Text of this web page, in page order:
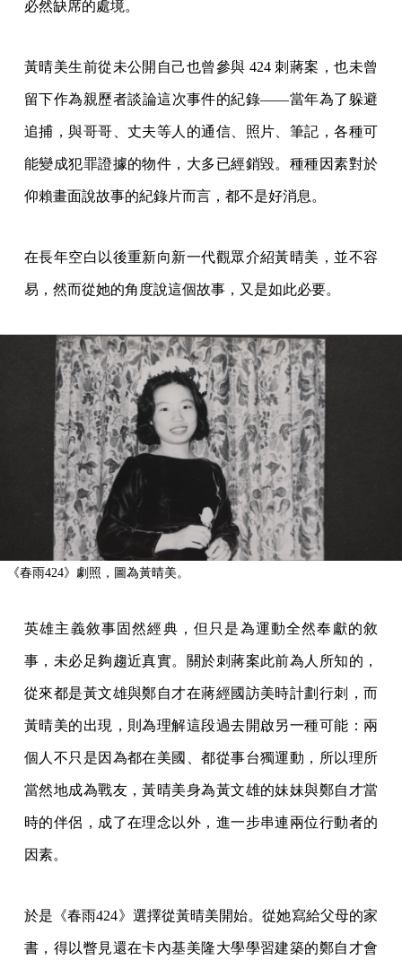
必然缺席的處境。
黃晴美生前從未公開自己也曾參與 424 刺蔣案，也未曾
留下作為親歷者談論這次事件的紀錄——當年為了躲避
追捕，與哥哥、丈夫等人的通信、照片、筆記，各種可
能變成犯罪證據的物件，大多已經銷毀。種種因素對於
仰賴畫面說故事的紀錄片而言，都不是好消息。
在長年空白以後重新向新一代觀眾介紹黃晴美，並不容
易，然而從她的角度說這個故事，又是如此必要。
《春雨424》劇照，圖為黃晴美。
英雄主義敘事固然經典，但只是為運動全然奉獻的敘
事，未必足夠趨近真實。關於刺蔣案此前為人所知的，
從來都是黃文雄與鄭自才在蔣經國訪美時計劃行刺，而
黃晴美的出現，則為理解這段過去開啟另一種可能：兩
個人不只是因為都在美國、都從事台獨運動，所以理所
當然地成為戰友，黃晴美身為黃文雄的妹妹與鄭自才當
時的伴侶，成了在理念以外，進一步串連兩位行動者的
因素。
於是《春雨424》選擇從黃晴美開始。從她寫給父母的家
書，得以瞥見還在卡內基美隆大學學習建築的鄭自才會